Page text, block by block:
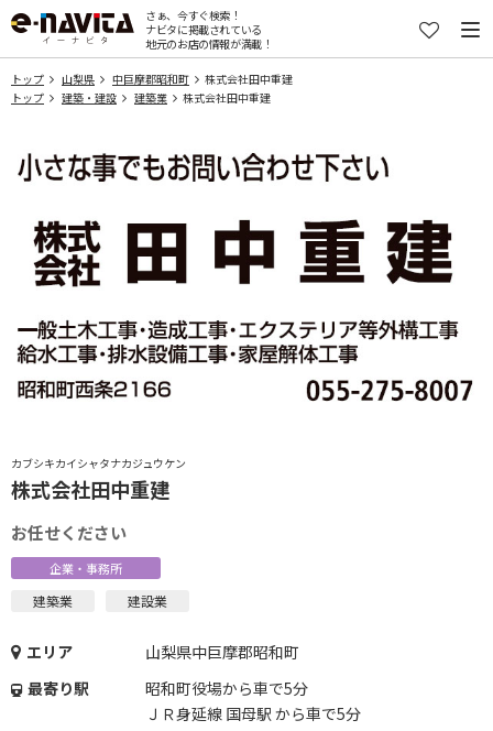
さぁ、今すぐ検索！
ナビタに掲載されている
地元のお店の情報が満載！
トップ 山梨県 中巨摩郡昭和町
株式会社田中重建
トップ
建築・建設 建築業 株式会社田中重建
カブシキカイシャタナカジュウケン
株式会社田中重建
お任せください
企業・事務所
建築業 建設業
エリア
山梨県中巨摩郡昭和町
最寄り駅
昭和町役場から車で5分
ＪＲ身延線 国母駅 から車で5分